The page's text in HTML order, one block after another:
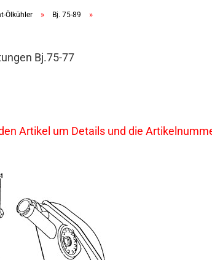
Ölkühler » Bj. 75-89 »
Bj.75-77
Artikel um Details und die